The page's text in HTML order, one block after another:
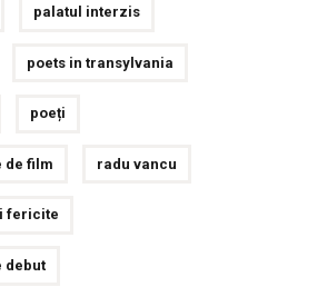
palatul interzis
poets in transylvania
poeți
de film radu vancu
fericite
debut